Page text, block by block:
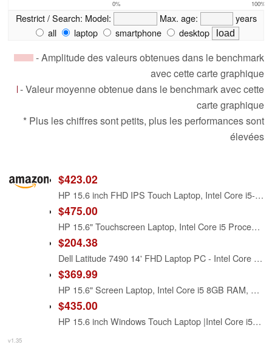
0% 100%
Restrict / Search: Model: Max. age:
years
all
laptop smartphone desktop
- Amplitude des valeurs obtenues dans le benchmark
avec cette carte graphique
- Valeur moyenne obtenue dans le benchmark avec cette
carte graphique
* Plus les chiffres sont petits, plus les performances sont
élevées
$423.02
HP 15.6 inch FHD IPS Touch Laptop, Intel Core i5-1334U, 8GB DDR4 RAM, 512GB SSD, Windows 11 Home, Intel Iris Xe Graphics, Natural Silver, 15-fd0154wm
$475.00
HP 15.6" Touchscreen Laptop, Intel Core i5 Processor, 16GB RAM, 512GB SSD, Numeric Keypad, Bluetooth, Wi-Fi, Long Battery Life, Windows 11 Home, Alpacatec Accessories, Silver
$204.38
Dell Latitude 7490 14' FHD Laptop PC - Intel Core i5-8350U 1.7GHz, 8GB, 256GB SSD, Webcam, Bluetooth, Windows 11 Pro FHD (Renewed)
$369.99
HP 15.6" Screen Laptop, Intel Core i5 8GB RAM, Natural Silver
$435.00
HP 15.6 inch Windows Touch Laptop |Intel Core i5-1334U| Intel Iris Xe Graphics |Webcam |Bluetooth|Silver| 8GB RAM | 512GB SSD |Windows 11 Home |Bundle with Stylus Pen
v1.35